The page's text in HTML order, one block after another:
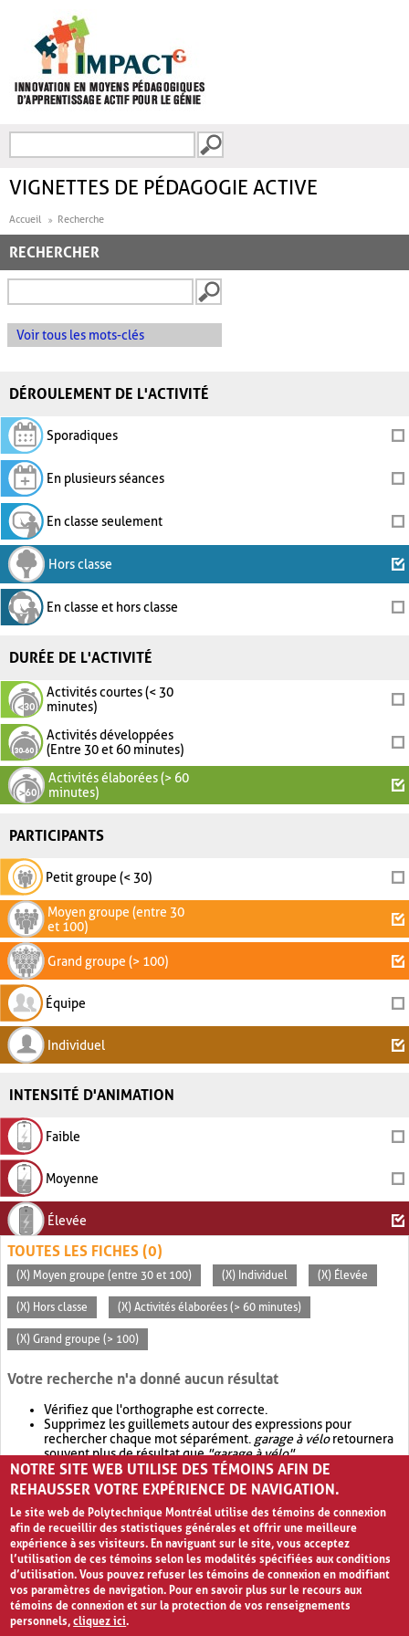
FORMULAIRE DE
VIGNETTES DE PÉDAGOGIE ACTIVE
Accueil Recherche
RECHERCHER
Voir tous les mots-clés
DÉROULEMENT DE L'ACTIVITÉ
Sporadiques
En plusieurs séances
En classe seulement
Hors classe
En classe et hors classe
DURÉE DE L'ACTIVITÉ
Activités courtes (< 30
minutes)
Activités développées
(Entre 30 et 60 minutes)
Activités élaborées (> 60
minutes)
PARTICIPANTS
Petit groupe (< 30)
Moyen groupe (entre 30
et 100)
Grand groupe (> 100)
Équipe
Individuel
INTENSITÉ D'ANIMATION
Faible
Moyenne
Élevée
TOUTES LES FICHES (0)
(X) Moyen groupe (entre 30 et 100) (X) Individuel (X) Élevée
(X) Hors classe (X) Activités élaborées (> 60 minutes)
(X) Grand groupe (> 100)
Votre recherche n'a donné aucun résultat
Vérifiez que l'orthographe est correcte.
Supprimez les guillemets autour des expressions pour
rechercher chaque mot séparément. garage à véloretournera
souvent plus de résultat que"garage à vélo".
Envisagez d'élargir votre recherche avec OR.garage OR vélo
retournera souvent plus de résultat quegarage à vélo
NOTRE SITE WEB UTILISE DES TÉMOINS AFIN DE
REHAUSSER VOTRE EXPÉRIENCE DE NAVIGATION.
Le site web de Polytechnique Montréal utilise des témoins de connexion
afin de recueillir des statistiques générales et offrir une meilleure
expérience à ses visiteurs. En naviguant sur le site, vous acceptez
l’utilisation de ces témoins selon les modalités spécifiées aux conditions
d’utilisation. Vous pouvez refuser les témoins de connexion en modifiant
vos paramètres de navigation. Pour en savoir plus sur le recours aux
témoins de connexion et sur la protection de vos renseignements
personnels,cliquez ici.